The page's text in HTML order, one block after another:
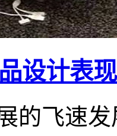
设计表现
的飞速